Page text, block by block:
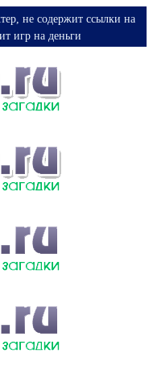
не содержит ссылки на
игр на деньги